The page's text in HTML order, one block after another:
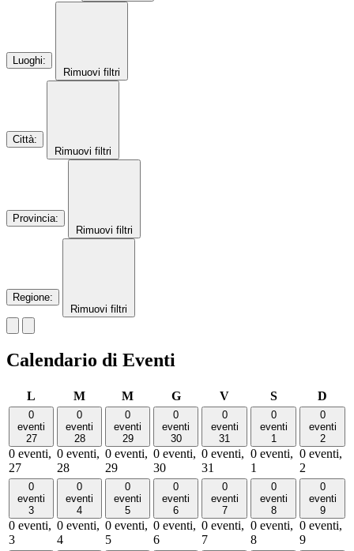
Luoghi:
Rimuovi filtri
Città:
Rimuovi filtri
Provincia:
Rimuovi filtri
Regione:
Rimuovi filtri
Calendario di Eventi
L MmartedìMmercoledì
Ggiovedì Vvenerdì Ssabato D
0
eventi
27
0 eventi,
27
0
eventi
28
0 eventi,
28
0
eventi
29
0 eventi,
29
0
eventi
30
0 eventi,
30
0
eventi
31
0 eventi,
31
0
eventi
1
0 eventi,
1
0
eventi
2
0 eventi,
2
0
eventi
3
0 eventi,
3
0
eventi
4
0 eventi,
4
0
eventi
5
0 eventi,
5
0
eventi
6
0 eventi,
6
0
eventi
7
0 eventi,
7
0
eventi
8
0 eventi,
8
0
eventi
9
0 eventi,
9